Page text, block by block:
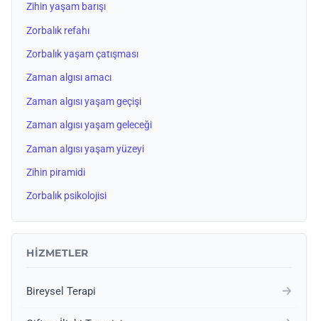
Zihin yaşam barışı
Zorbalık refahı
Zorbalık yaşam çatışması
Zaman algısı amacı
Zaman algısı yaşam geçişi
Zaman algısı yaşam geleceği
Zaman algısı yaşam yüzeyi
Zihin piramidi
Zorbalık psikolojisi
HIZMETLER
Bireysel Terapi